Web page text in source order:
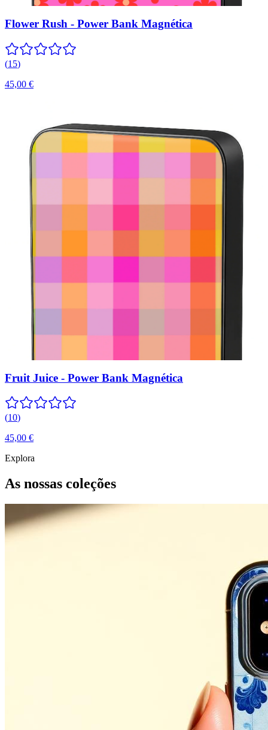
Flower Rush - Power Bank Magnética
(15)
45,00 €
Fruit Juice - Power Bank Magnética
(10)
45,00 €
Explora
As nossas coleções